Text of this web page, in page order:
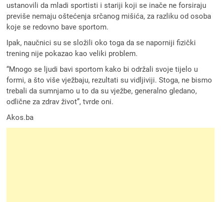
ustanovili da mladi sportisti i stariji koji se inače ne forsiraju
previše nemaju oštećenja srčanog mišića, za razliku od osoba
koje se redovno bave sportom.
Ipak, naučnici su se složili oko toga da se naporniji fizički
trening nije pokazao kao veliki problem.
“Mnogo se ljudi bavi sportom kako bi održali svoje tijelo u
formi, a što više vježbaju, rezultati su vidljiviji. Stoga, ne bismo
trebali da sumnjamo u to da su vježbe, generalno gledano,
odlične za zdrav život”, tvrde oni.
Akos.ba